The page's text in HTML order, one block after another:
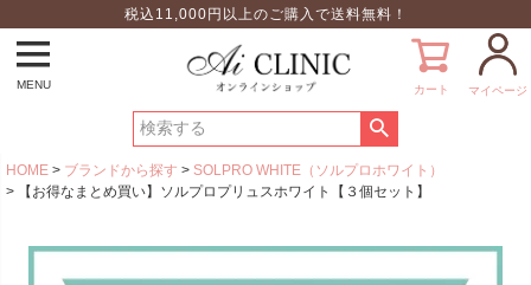
税込11,000円以上のご購入で送料無料！
MENU カート マイページ
HOME ブランドから探す
SOLPRO WHITE（ソルプロホワイト）
【お得なまとめ買い】ソルプロプリュスホワイト【３個セット】